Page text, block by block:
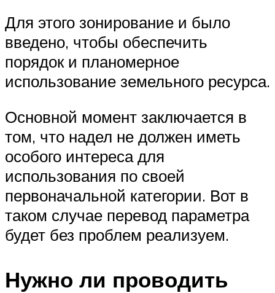
Для этого зонирование и было
введено, чтобы обеспечить
порядок и планомерное
использование земельного ресурса.
Основной момент заключается в
том, что надел не должен иметь
особого интереса для
использования по своей
первоначальной категории. Вот в
таком случае перевод параметра
будет без проблем реализуем.
Нужно ли проводить